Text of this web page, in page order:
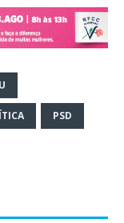
PSD